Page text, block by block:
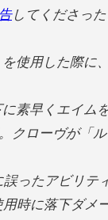
してくださった
使用した際に
素早くエイム
クローヴが「
ったアビリテ
時に落下ダメ